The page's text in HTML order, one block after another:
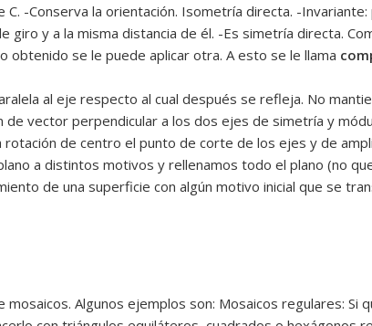
-Conserva la orientación. Isometría directa. -
y a la misma distancia de él. -Es simetría directa.
obtenido se le puede aplicar otra. A esto se le llama
al eje respecto al cual después se refleja. No
vector perpendicular a los dos ejes de simetría y
de centro el punto de corte de los ejes y de
a distintos motivos y rellenamos todo el plano (no
de una superficie con algún motivo inicial que se
Algunos ejemplos son: Mosaicos regulares: Si